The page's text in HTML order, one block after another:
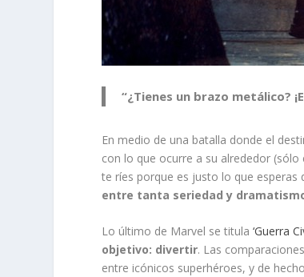
“¿Tienes un brazo metálico?
En medio de una batalla donde el
con lo que ocurre a su alrededor
te ríes porque es justo lo que
entre tanta seriedad y
Lo último de Marvel se titula‘Guerra
objetivo: divertir. Las
entre icónicos superhéroes, y de